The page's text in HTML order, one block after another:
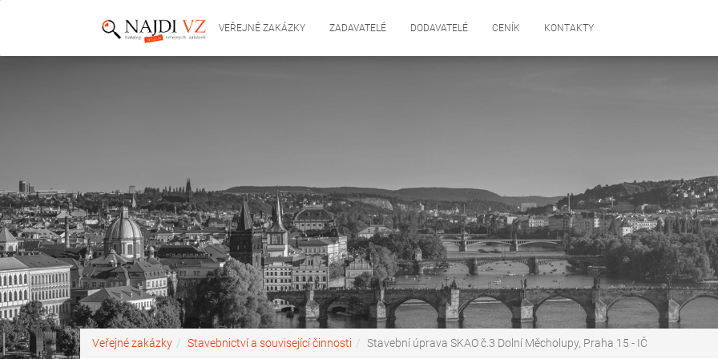
VEŘEJNÉ ZAKÁZKY ZADAVATELÉ DODAVATELÉ CENÍK KONTAKTY
Veřejné zakázky Stavebnictví a související činnosti Stavební úprava SKAO č.3 Dolní Měcholupy, Praha 15 - IČ